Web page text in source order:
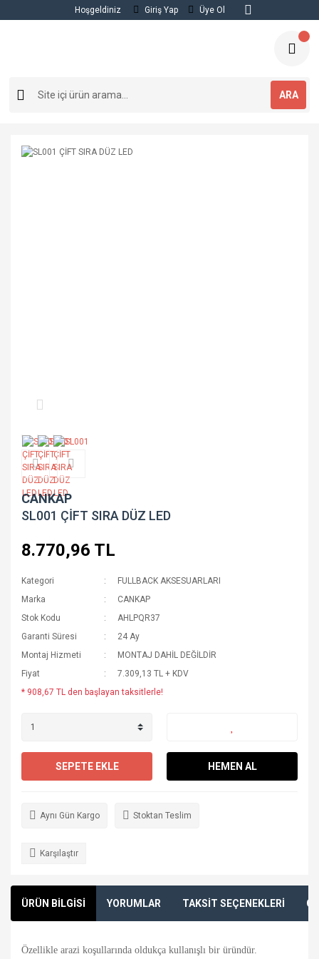
Hoşgeldiniz Giriş Yap Üye Ol
ARA
CANKAP
SL001 ÇİFT SIRA DÜZ LED
8.770,96 TL
Kategori
FULLBACK AKSESUARLARI
Marka
CANKAP
Stok Kodu
AHLPQR37
Garanti Süresi
24 Ay
Montaj Hizmeti
MONTAJ DAHİL DEĞİLDİR
Fiyat
7.309,13 TL + KDV
* 908,67 TL den başlayan taksitlerle!
SEPETE EKLE HEMEN AL
Aynı Gün Kargo Stoktan Teslim
Karşılaştır
ÜRÜN BİLGİSİ YORUMLAR TAKSİT SEÇENEKLERİ
Özellikle arazi koşullarında oldukça kullanışlı bir üründür.